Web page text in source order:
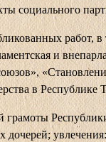
социального
работ, в
и
в Республике
грамоты
дочерей;